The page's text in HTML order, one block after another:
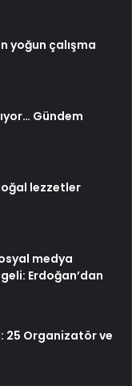
yoğun çalışma
Gündem
lezzetler
medya
Erdoğan’dan
25 Organizatör ve